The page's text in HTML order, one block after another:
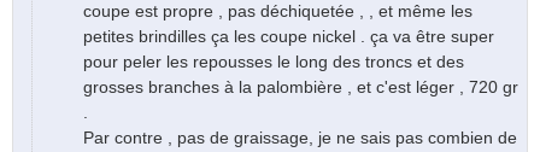
coupe est propre , pas déchiquetée , , et même les
petites brindilles ça les coupe nickel . ça va être super
pour peler les repousses le long des troncs et des
grosses branches à la palombière , et c'est léger , 720 gr
Par contre , pas de graissage, je ne sais pas combien de